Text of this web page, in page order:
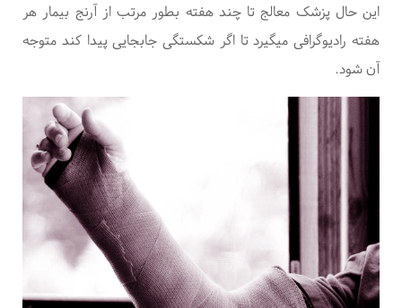
این حال پزشک معالج تا چند هفته بطور مرتب از آرنج بیمار هر
هفته رادیوگرافی میگیرد تا اگر شکستگی جابجایی پیدا کند متوجه
آن شود.